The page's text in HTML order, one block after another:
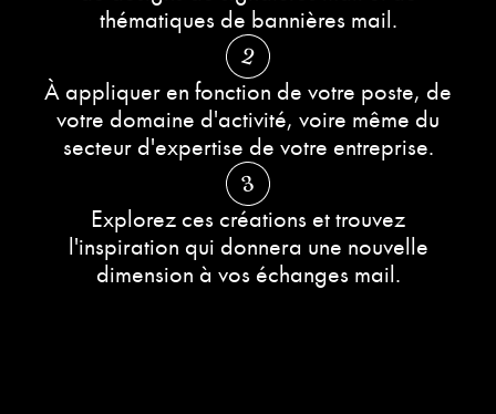
thématiques de bannières mail.
2
À appliquer en fonction de votre poste, de
votre domaine d'activité, voire même du
secteur d'expertise de votre entreprise.
3
Explorez ces créations et trouvez
l'inspiration qui donnera une nouvelle
dimension à vos échanges mail.